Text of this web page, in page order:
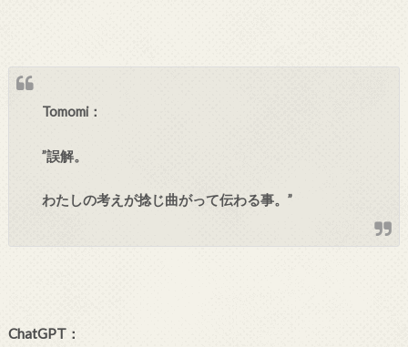
Tomomi：
”誤解。
わたしの考えが捻じ曲がって伝わる事。”
ChatGPT：